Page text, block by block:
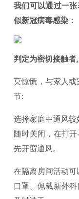
我们可以通过一
似新冠病毒感染：
判定为密切接触
莫惊慌，与家人
节:
选择家庭中通风
随时关闭，在打
先开窗通风。
在隔离房间活动
口罩。佩戴新外